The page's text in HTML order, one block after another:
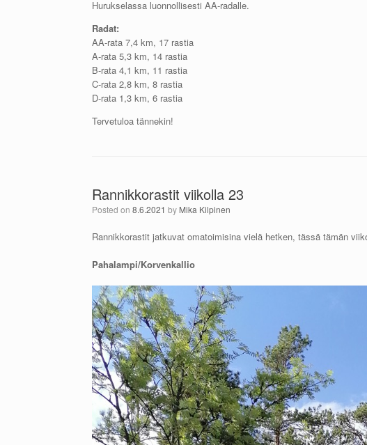
Hurukselassa luonnollisesti AA-radalle.
Radat:
AA-rata 7,4 km, 17 rastia
A-rata 5,3 km, 14 rastia
B-rata 4,1 km, 11 rastia
C-rata 2,8 km, 8 rastia
D-rata 1,3 km, 6 rastia
Tervetuloa tännekin!
Rannikkorastit viikolla 23
Posted on 8.6.2021 by Mika Kilpinen
Rannikkorastit jatkuvat omatoimisina vielä hetken, tässä tämän
Pahalampi/Korvenkallio